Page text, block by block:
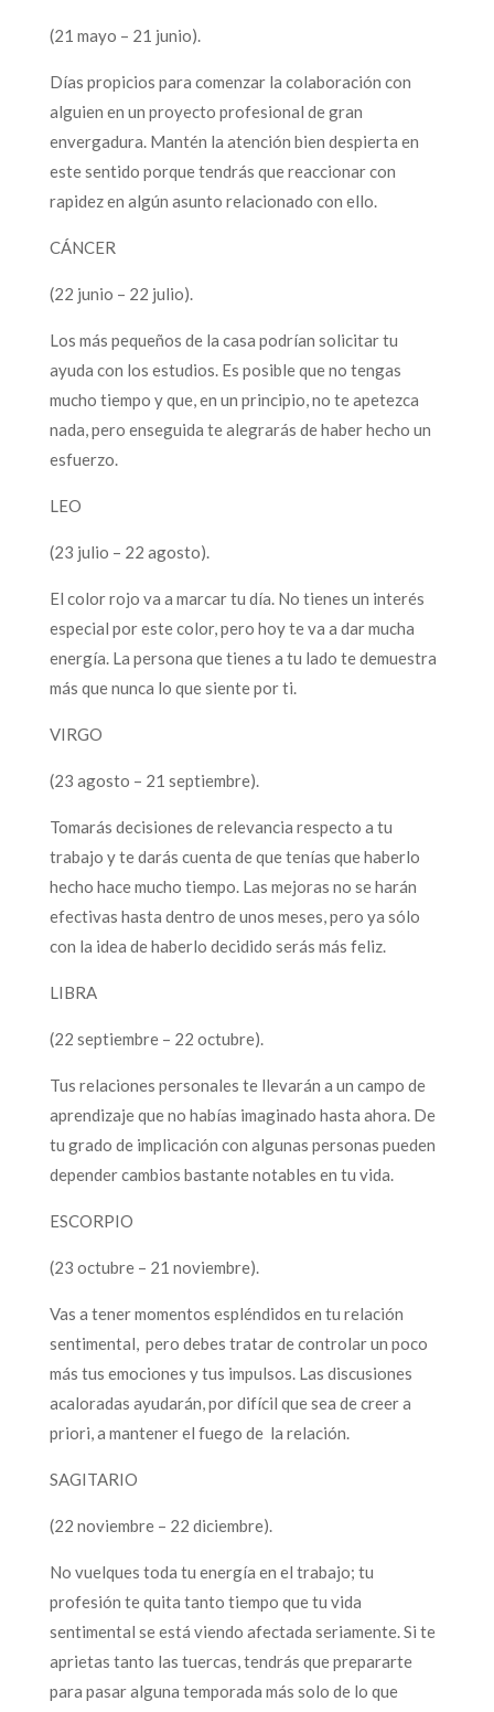
(21 mayo – 21 junio).
Días propicios para comenzar la colaboración con
alguien en un proyecto profesional de gran
envergadura. Mantén la atención bien despierta en
este sentido porque tendrás que reaccionar con
rapidez en algún asunto relacionado con ello.
CÁNCER
(22 junio – 22 julio).
Los más pequeños de la casa podrían solicitar tu
ayuda con los estudios. Es posible que no tengas
mucho tiempo y que, en un principio, no te apetezca
nada, pero enseguida te alegrarás de haber hecho un
esfuerzo.
LEO
(23 julio – 22 agosto).
El color rojo va a marcar tu día. No tienes un interés
especial por este color, pero hoy te va a dar mucha
energía. La persona que tienes a tu lado te demuestra
más que nunca lo que siente por ti.
VIRGO
(23 agosto – 21 septiembre).
Tomarás decisiones de relevancia respecto a tu
trabajo y te darás cuenta de que tenías que haberlo
hecho hace mucho tiempo. Las mejoras no se harán
efectivas hasta dentro de unos meses, pero ya sólo
con la idea de haberlo decidido serás más feliz.
LIBRA
(22 septiembre – 22 octubre).
Tus relaciones personales te llevarán a un campo de
aprendizaje que no habías imaginado hasta ahora. De
tu grado de implicación con algunas personas pueden
depender cambios bastante notables en tu vida.
ESCORPIO
(23 octubre – 21 noviembre).
Vas a tener momentos espléndidos en tu relación
sentimental, pero debes tratar de controlar un poco
más tus emociones y tus impulsos. Las discusiones
acaloradas ayudarán, por difícil que sea de creer a
priori, a mantener el fuego de la relación.
SAGITARIO
(22 noviembre – 22 diciembre).
No vuelques toda tu energía en el trabajo; tu
profesión te quita tanto tiempo que tu vida
sentimental se está viendo afectada seriamente. Si te
aprietas tanto las tuercas, tendrás que prepararte
para pasar alguna temporada más solo de lo que